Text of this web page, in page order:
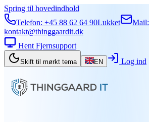
Spring til hovedindhold
Telefon: +45 88 62 64 90Lukket
Mail:
kontakt@thinggaardit.dk
Hent Fjernsupport
Skift til mørkt tema EN Log ind